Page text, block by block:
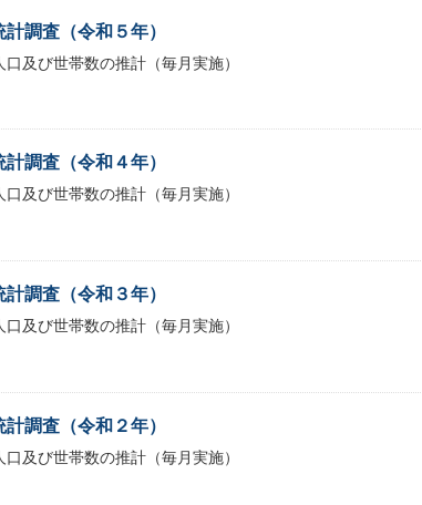
調査（令和５年）
及び世帯数の推計（毎月実施）
調査（令和４年）
及び世帯数の推計（毎月実施）
調査（令和３年）
及び世帯数の推計（毎月実施）
調査（令和２年）
及び世帯数の推計（毎月実施）